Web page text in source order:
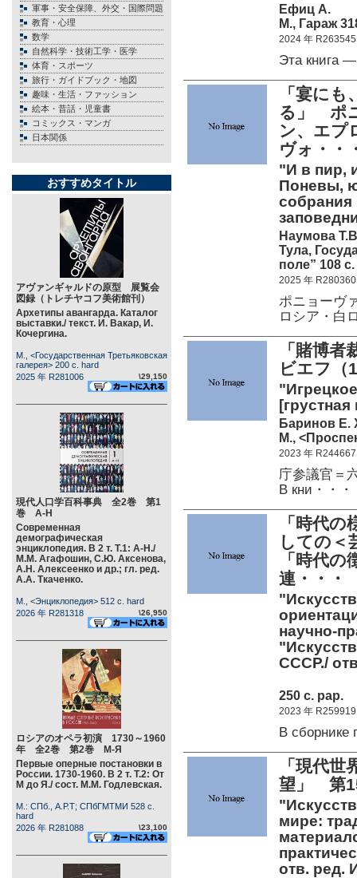
軍事・安全保障、外交・国際問題
教育・心理
数学
自然科学・技術工学・医学
体育・スポーツ
旅行・ガイドブック・地図
趣味・生活・ファッション
絵本・昔話・児童書
コミックス・マンガ
日本関係
おすすめタイトル
アヴァンギャルドの原型 展覧会
図録（トレチヤコフ美術館刊）
Архетипы авангарда. Каталог
выставки./ текст. И. Вакар, И.
Кочергина.
М., <Государственная Третьяковская
галерея> 200 c. hard
2025 年 R281006
\29,150
現代人口学百科事典 全2巻 第1
巻 А-Н
Современная
демографическая
энциклопедия. В 2 т. Т.1: А-Н./
М.М. Агафошин, С.Ю. Аксенова,
А.Н. Алексеенко и др.; гл. ред.
А.А. Ткаченко.
М., <Энциклопедия> 512 c. hard
2026 年 R281318
\26,950
ロシアのオペラ初演 1730～1960
年 全2巻 第2巻 М-Я
Первые оперные постановки в
России. 1730-1960. В 2 т. Т.2: От
М до Я./ сост. М.М. Годлевская.
М.: СПб., А.Р.Т; СПбГМТМИ 528 c.
hard
2026 年 R281088
\23,100
Ефиц А.
М., Гараж
2024 年 R263545
Эта книга
「宴に
る」 ポ
ン、エプ
ヴォ・・
"И в пир,
Поневы,
собрания
Наумова
Тула,
поле” 108
2025 年 R280360
ポニョーヴ
ロシア・白
「賭博
ビエフ（
Баринов Е.
М.,
2023 年 R244667
庁参議官＝
В кни・・・
「時代
しての＜
「時代
連・・・
научно-
СССР./
250 c. pap.
2023 年 R259919
В сборнике
「現代
望」 第
мире:
отв. ред.